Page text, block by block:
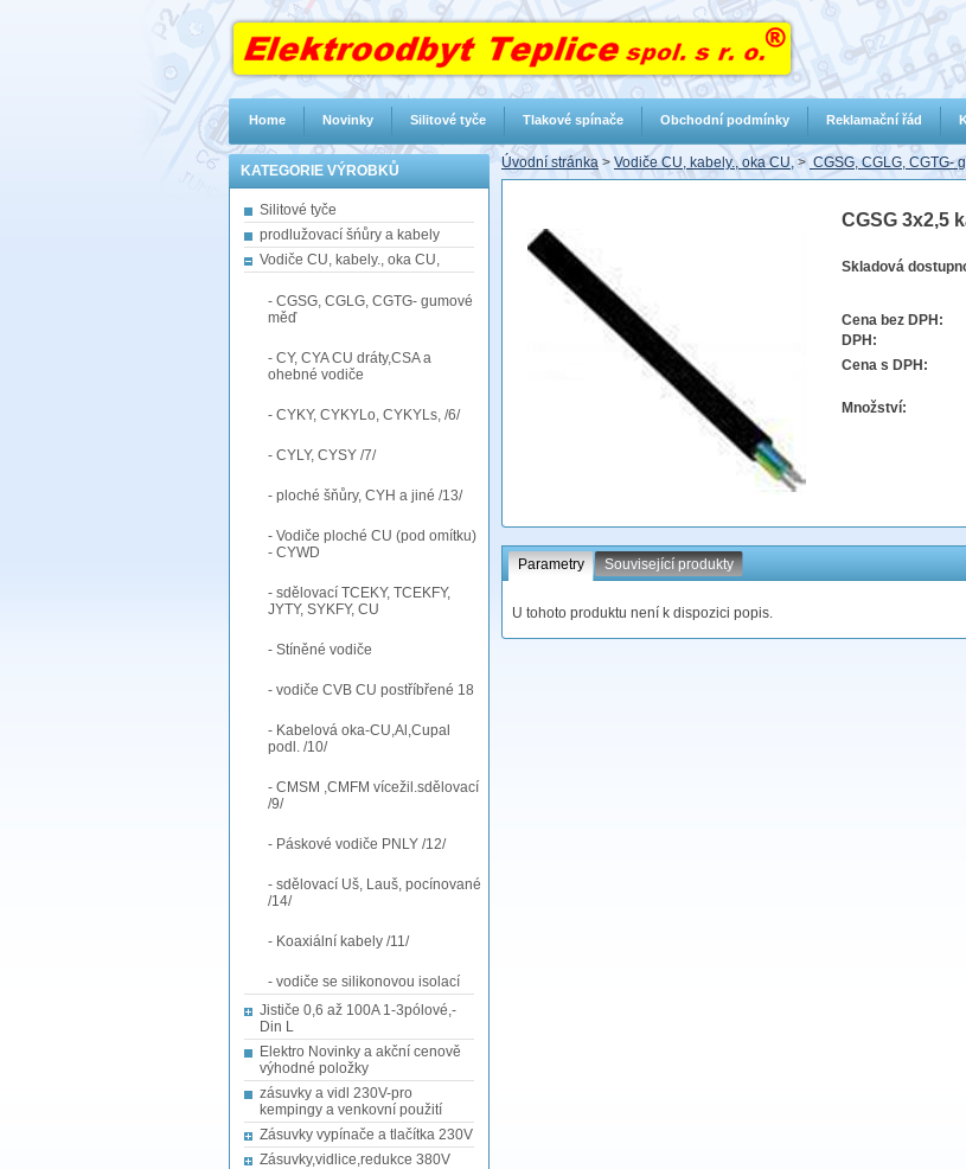
KATEGORIE VÝROBKŮ
Silitové tyče
prodlužovací šńůry a kabely
Vodiče CU, kabely., oka CU,
- CGSG, CGLG, CGTG- gumové
měď
- CY, CYA CU dráty,CSA a
ohebné vodiče
- CYKY, CYKYLo, CYKYLs, /6/
- CYLY, CYSY /7/
- ploché šňůry, CYH a jiné /13/
- Vodiče ploché CU (pod omítku)
- CYWD
- sdělovací TCEKY, TCEKFY,
JYTY, SYKFY, CU
- Stíněné vodiče
- vodiče CVB CU postříbřené 18
- Kabelová oka-CU,Al,Cupal
podl. /10/
- CMSM ,CMFM vícežil.sdělovací
/9/
- Páskové vodiče PNLY /12/
- sdělovací Uš, Lauš, pocínované
/14/
- Koaxiální kabely /11/
- vodiče se silikonovou isolací
Jističe 0,6 až 100A 1-3pólové,-
Din L
Elektro Novinky a akční cenově
výhodné položky
zásuvky a vidl 230V-pro
kempingy a venkovní použití
Zásuvky vypínače a tlačítka 230V
Zásuvky,vidlice,redukce 380V
Úvodní stránka > Vodiče CU, kabely., oka CU,> CGSG, CGLG, CGTG-
CGSG 3x2,5
Skladová
Cena bez DPH:
DPH:
Cena s DPH:
Množství:
Parametry Související produkty
U tohoto produktu není k dispozici popis.
Home Novinky Silitové tyče Tlakové spínače Obchodní podmínky Reklamační řád